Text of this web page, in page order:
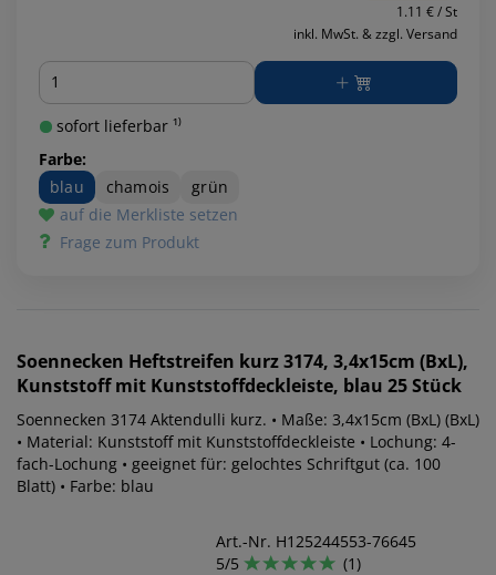
1.11 € / St
inkl. MwSt. & zzgl. Versand
Menge
sofort lieferbar ¹⁾
Farbe:
blau
chamois
grün
auf die Merkliste setzen
Frage zum Produkt
Soennecken Heftstreifen kurz 3174, 3,4x15cm (BxL),
Kunststoff mit Kunststoffdeckleiste, blau 25 Stück
Soennecken 3174 Aktendulli kurz. • Maße: 3,4x15cm (BxL) (BxL)
• Material: Kunststoff mit Kunststoffdeckleiste • Lochung: 4-
fach-Lochung • geeignet für: gelochtes Schriftgut (ca. 100
Blatt) • Farbe: blau
Art.-Nr. H125244553-76645
5/5
(1)